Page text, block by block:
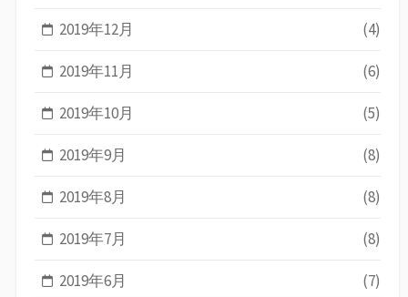
2019年12月 (4)
2019年11月 (6)
2019年10月 (5)
2019年9月 (8)
2019年8月 (8)
2019年7月 (8)
2019年6月 (7)